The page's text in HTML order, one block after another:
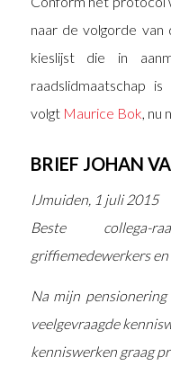
naar de volgorde van
kieslijst die in
raadslidmaatschap
volgt Maurice Bok ,
BRIEF JOHAN
IJmuiden, 1 juli 2015
Beste collega-
griffiemedewerkers en
Na mijn
veelgevraagde
kenniswerken graag